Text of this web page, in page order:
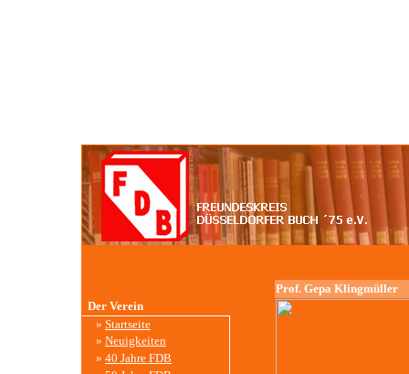
Der Verein
» Startseite
» Neuigkeiten
» 40 Jahre FDB
Prof. Gepa Klingmüller